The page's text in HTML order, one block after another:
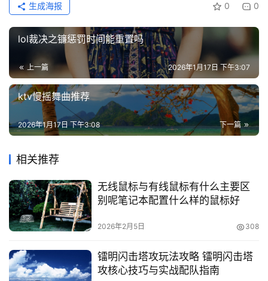
更
多
页
0 0
生成海报
lol裁决之镰惩罚时间能重置吗
上一篇 2026年1月17日 下午3:07
ktv慢摇舞曲推荐
下一篇
2026年1月17日 下午3:08
相关推荐
无线鼠标与有线鼠标有什么主要区
别呢笔记本配置什么样的鼠标好
2026年2月5日 308
镭明闪击塔攻玩法攻略 镭明闪击塔
攻核心技巧与实战配队指南